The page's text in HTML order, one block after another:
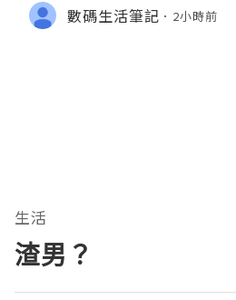
數碼生活筆記 2小時前
生活
渣男？